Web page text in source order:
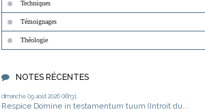
Techniques
Témoignages
Théologie
NOTES RÉCENTES
dimanche 09 août 2026 08h31
Respice Domine in testamentum tuum (Introit du...